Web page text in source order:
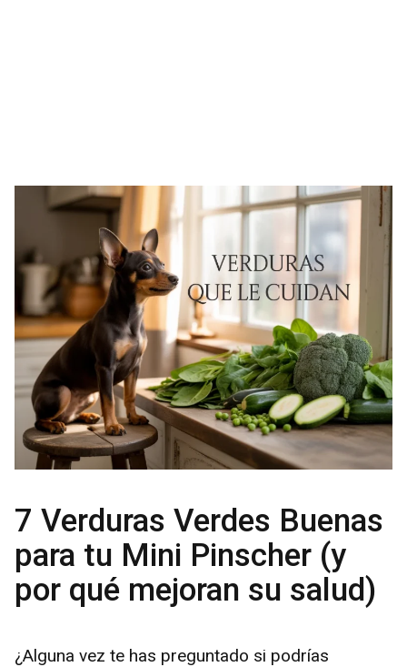
7 Verduras Verdes Buenas
para tu Mini Pinscher (y
por qué mejoran su salud)
¿Alguna vez te has preguntado si podrías